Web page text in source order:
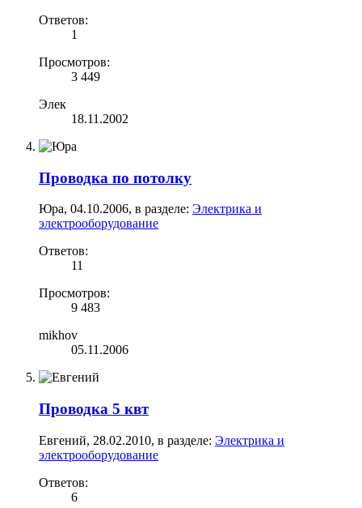
Ответов:
1
Просмотров:
3 449
Элек
18.11.2002
Проводка по потолку
Юра, 04.10.2006, в разделе: Электрика и
электрооборудование
Ответов:
11
Просмотров:
9 483
mikhov
05.11.2006
Проводка 5 квт
Евгений, 28.02.2010, в разделе: Электрика и
электрооборудование
Ответов:
6